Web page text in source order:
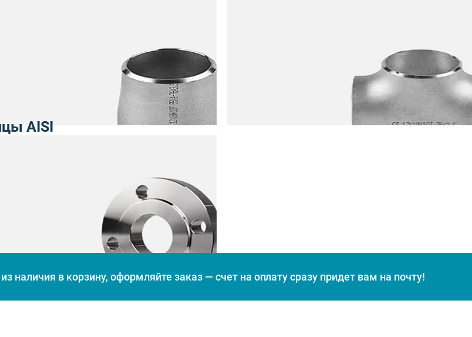
AISI
наличия в корзину, оформляйте заказ — счет на оплату сразу придет вам на почту!